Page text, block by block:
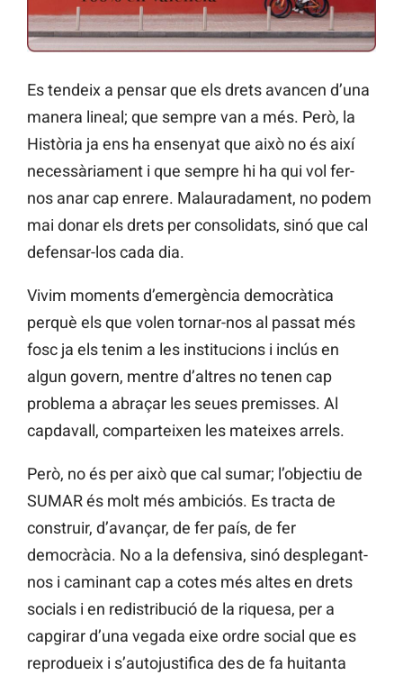
Es tendeix a pensar que els drets avancen d’una
manera lineal; que sempre van a més. Però, la
Història ja ens ha ensenyat que això no és així
necessàriament i que sempre hi ha qui vol fer-
nos anar cap enrere. Malauradament, no podem
mai donar els drets per consolidats, sinó que cal
defensar-los cada dia.
Vivim moments d’emergència democràtica
perquè els que volen tornar-nos al passat més
fosc ja els tenim a les institucions i inclús en
algun govern, mentre d’altres no tenen cap
problema a abraçar les seues premisses. Al
capdavall, comparteixen les mateixes arrels.
Però, no és per això que cal sumar; l’objectiu de
SUMAR és molt més ambiciós. Es tracta de
construir, d’avançar, de fer país, de fer
democràcia. No a la defensiva, sinó desplegant-
nos i caminant cap a cotes més altes en drets
socials i en redistribució de la riquesa, per a
capgirar d’una vegada eixe ordre social que es
reprodueix i s’autojustifica des de fa huitanta